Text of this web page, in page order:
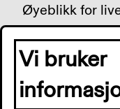
Øyeblikk for
Vi bruker